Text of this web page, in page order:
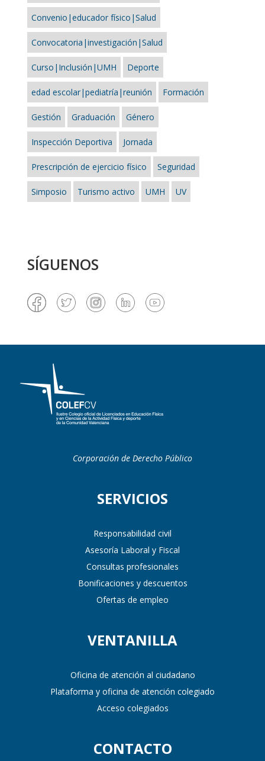
Convenio|educador físico|Salud
Convocatoria|investigación|Salud
Curso|Inclusión|UMH Deporte
edad escolar|pediatría|reunión Formación
Gestión Graduación Género
Inspección Deportiva Jornada
Prescripción de ejercicio físico Seguridad
Simposio Turismo activo UMH UV
SÍGUENOS
Corporación de Derecho Público
SERVICIOS
Responsabilidad civil
Asesoría Laboral y Fiscal
Consultas profesionales
Bonificaciones y descuentos
Ofertas de empleo
VENTANILLA
Oficina de atención al ciudadano
Plataforma y oficina de atención colegiado
Acceso colegiados
CONTACTO